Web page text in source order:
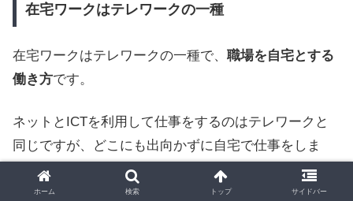
在宅ワークはテレワークの一種
在宅ワークはテレワークの一種で、 職場を自宅とする
働き方です。
ネットとICTを利用して仕事をするのはテレワークと
同じですが、どこにも出向かずに自宅で仕事をしま
ホーム 検索 トップ サイドバー